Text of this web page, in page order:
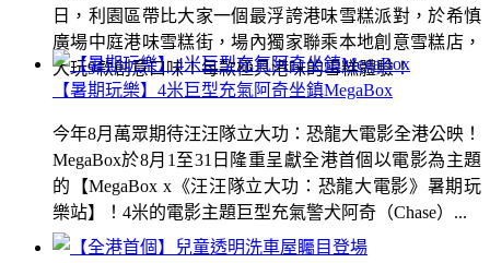
日，利園區帶比大家一個最浮誇港味雪糕派對，於希慎
廣場中庭港味雪糕街，場內獨家聯乘本地創意雪糕店，
大玩9款創意口味！每款極具港味的雪糕體驗！
【暑期玩樂】4米巨型充氣阿奇坐鎮MegaBox
今年8月萬眾期待汪汪隊立大功：恐龍大電影全港公映！
MegaBox於8月1至31日隆重呈獻全港首個以電影為主題
的【MegaBox x《汪汪隊立大功：恐龍大電影》暑期玩
樂站】！4米的電影主題巨型充氣警犬阿奇（Chase）...